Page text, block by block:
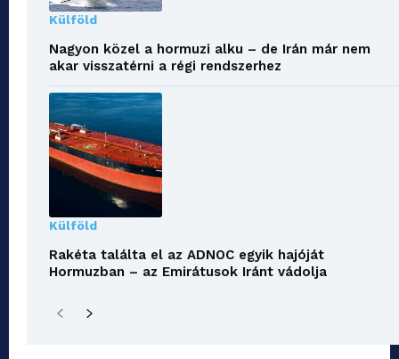
Külföld
Nagyon közel a hormuzi alku – de Irán már nem
akar visszatérni a régi rendszerhez
Külföld
Rakéta találta el az ADNOC egyik hajóját
Hormuzban – az Emirátusok Iránt vádolja